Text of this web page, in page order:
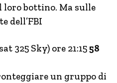
loro bottino. Ma sulle
dell’FBI
325 Sky) ore 21:1558
un gruppo di